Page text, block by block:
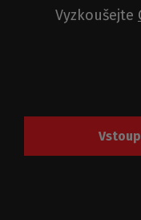
Vyzkoušejte